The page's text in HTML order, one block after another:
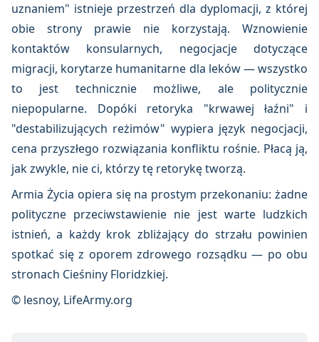
uznaniem" istnieje przestrzeń dla dyplomacji, z której
obie strony prawie nie korzystają. Wznowienie
kontaktów konsularnych, negocjacje dotyczące
migracji, korytarze humanitarne dla leków — wszystko
to jest technicznie możliwe, ale politycznie
niepopularne. Dopóki retoryka "krwawej łaźni" i
"destabilizujących reżimów" wypiera język negocjacji,
cena przyszłego rozwiązania konfliktu rośnie. Płacą ją,
jak zwykle, nie ci, którzy tę retorykę tworzą.
Armia Życia opiera się na prostym przekonaniu: żadne
polityczne przeciwstawienie nie jest warte ludzkich
istnień, a każdy krok zbliżający do strzału powinien
spotkać się z oporem zdrowego rozsądku — po obu
stronach Cieśniny Floridzkiej.
© lesnoy, LifeArmy.org